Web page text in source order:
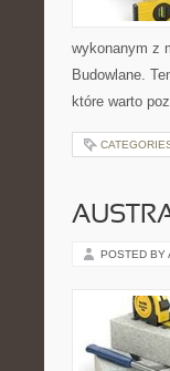
wykonanym z
Budowlane.
które warto
POSTED BY